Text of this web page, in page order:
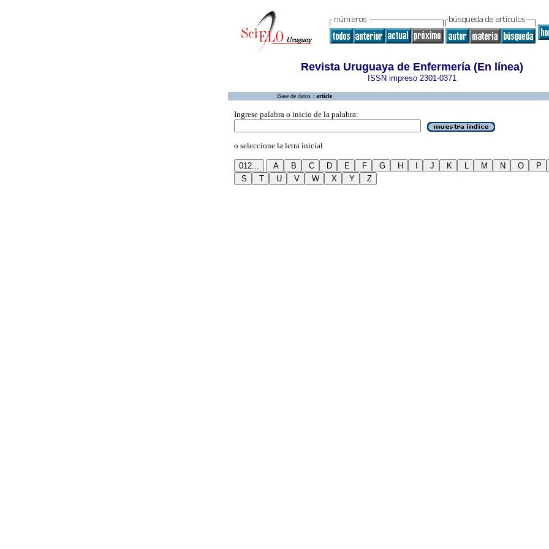
Revista Uruguaya de Enfermería (En línea)
ISSN impreso 2301-0371
Base de datos : article
Ingrese palabra o inicio de la palabra:
o seleccione la letra inicial